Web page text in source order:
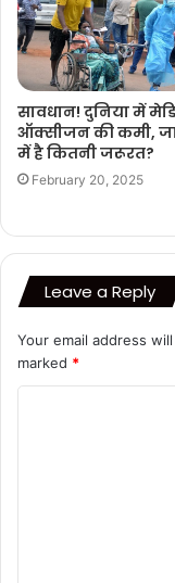
सावधान! दुनिया में
ऑक्सीजन की कमी,
में है कितनी जरूरत?
February 20, 2025
Leave a Reply
Your email address
marked *